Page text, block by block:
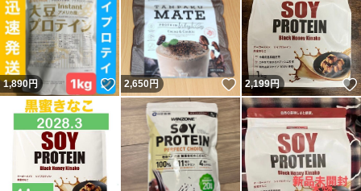
1,890円 いいね！
2,650円 いいね！
2,199円